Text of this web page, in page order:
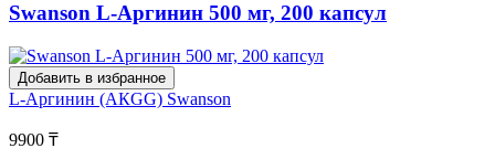
Swanson L-Аргинин 500 мг, 200 капсул
Добавить в избранное
L-Аргинин (АКGG) Swanson
9900 ₸